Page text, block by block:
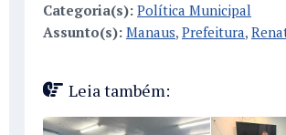
Categoria(s): Política Municipal
Assunto(s): Manaus, Prefeitura,
Leia também: